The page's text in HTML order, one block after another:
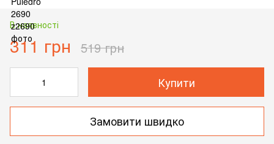
В наявності
311 грн 519 грн
Купити
Замовити швидко